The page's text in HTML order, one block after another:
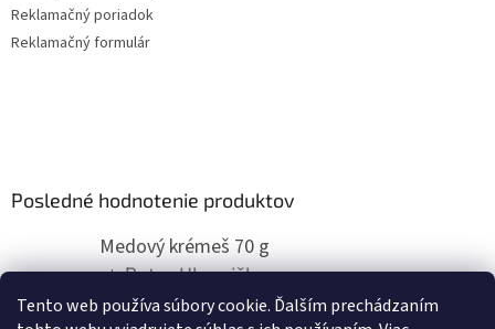
Tento web používa súbory cookie. Ďalším prechádzaním
Reklamačný poriadok
Reklamačný formulár
Posledné hodnotenie produktov
Medový krémeš 70 g
| Peter Hlavnička
super